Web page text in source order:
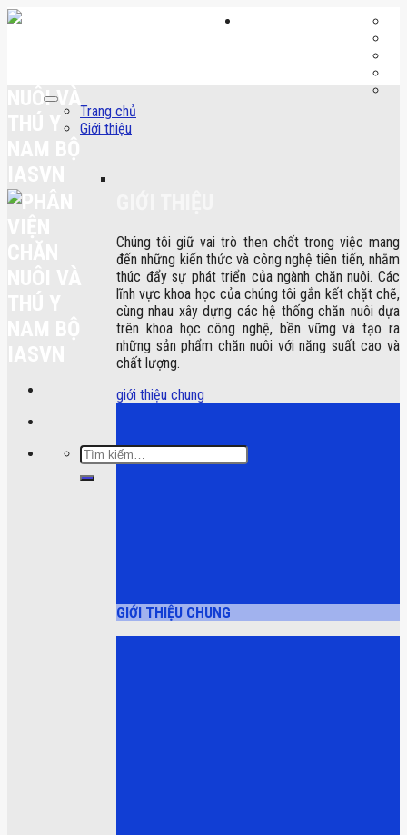
Skip
Tìm
kiếm:
Trang chủ
Giới thiệu
Chúng tôi giữ vai trò then chốt trong việc mang
đến những kiến thức và công nghệ tiên tiến, nhằm
thúc đẩy sự phát triển của ngành chăn nuôi. Các
lĩnh vực khoa học của chúng tôi gắn kết chặt chẽ,
cùng nhau xây dựng các hệ thống chăn nuôi dựa
trên khoa học công nghệ, bền vững và tạo ra
những sản phẩm chăn nuôi với năng suất cao và
chất lượng.
giới thiệu chung
GIỚI THIỆU CHUNG